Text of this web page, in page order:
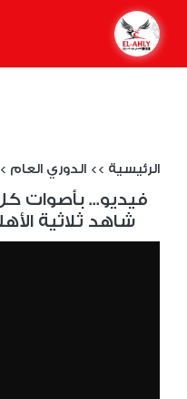
الرئيسية >> الدوري العام
فيديو... بأصوات
شاهد ثلاثية